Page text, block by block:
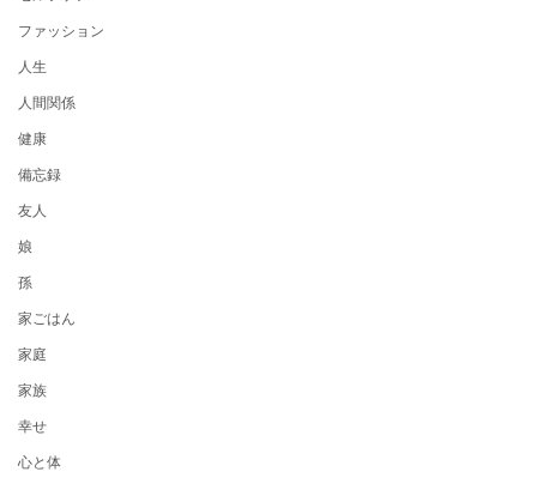
ファッション
人生
人間関係
健康
備忘録
友人
娘
孫
家ごはん
家庭
家族
幸せ
心と体